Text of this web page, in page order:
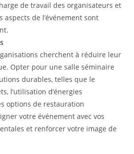
de travail des organisateurs et
de l’événement sont
cherchent à réduire leur
Opter pour une salle séminaire
durables, telles que le
l’utilisation d’énergies
options de restauration
votre événement avec vos
et renforcer votre image de